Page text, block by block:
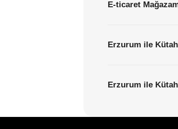
E-ticaret
Erzurum ile
Erzurum ile